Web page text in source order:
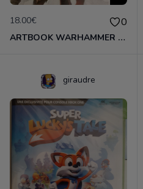
18.00€ 0
ARTBOOK WARHAMMER MARK OF CHAOS VF
giraudre